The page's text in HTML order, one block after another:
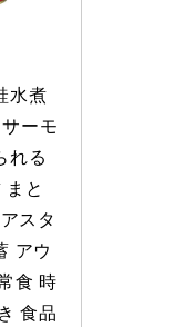
水煮
ーモ
れる
と
スタ
アウ
食 時
食品